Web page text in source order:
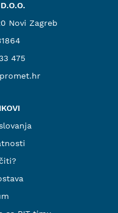
Novi Zagreb
475